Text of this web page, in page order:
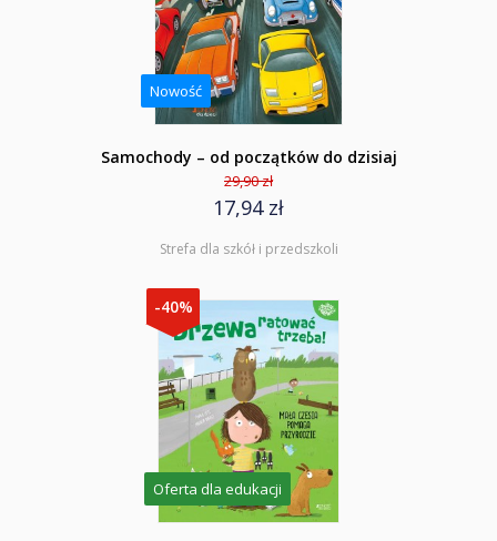
Nowość
Samochody – od początków do dzisiaj
29,90 zł
17,94 zł
Strefa dla szkół i przedszkoli
-40%
Oferta dla edukacji